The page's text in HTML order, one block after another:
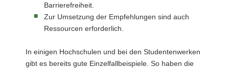
Barrierefreiheit.
Zur Umsetzung der Empfehlungen sind auch
Ressourcen erforderlich.
In einigen Hochschulen und bei den Studentenwerken
gibt es bereits gute Einzelfallbeispiele. So haben die